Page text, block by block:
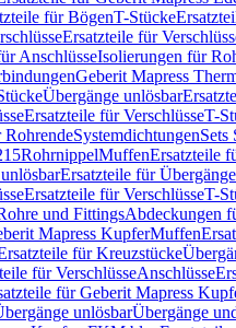
für BögenT-Stücke
Ersatzteile für
AnschlüsseIsolierungen für
Geberit Mapress
Übergänge unlösbar
Ersatzteile für VerschlüsseT-
RohrendeSystemdichtungenSets
RohrnippelMuffenErsatzteile
Ersatzteile für
Ersatzteile für VerschlüsseT-
und FittingsAbdeckungen
Mapress KupferMuffen
für Kreuzstücke
für VerschlüsseAnschlüsse
für Geberit Mapress
unlösbarÜbergänge